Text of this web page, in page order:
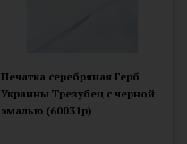
Печатка серебряная Герб
Украины Трезубец с черной
эмалью (60031р)